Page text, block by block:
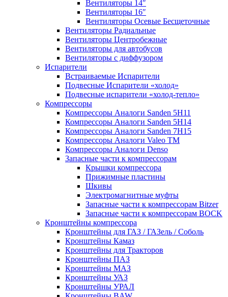
Вентиляторы 14″
Вентиляторы 16″
Вентиляторы Осевые Бесщеточные
Вентиляторы Радиальные
Вентиляторы Центробежные
Вентиляторы для автобусов
Вентиляторы с диффузором
Испарители
Встраиваемые Испарители
Подвесные Испарители «холод»
Подвесные испарители «холод-тепло»
Компрессоры
Компрессоры Аналоги Sanden 5H11
Компрессоры Аналоги Sanden 5H14
Компрессоры Аналоги Sanden 7H15
Компрессоры Аналоги Valeo ТМ
Компрессоры Аналоги Denso
Запасные части к компрессорам
Крышки компрессора
Прижимные пластины
Шкивы
Электромагнитные муфты
Запасные части к компрессорам Bitzer
Запасные части к компрессорам BOCK
Кронштейны компрессора
Кронштейны для ГАЗ / ГАЗель / Соболь
Кронштейны Камаз
Кронштейны для Тракторов
Кронштейны ПАЗ
Кронштейны МАЗ
Кронштейны УАЗ
Кронштейны УРАЛ